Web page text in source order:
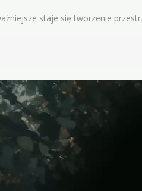
staje się tworzenie